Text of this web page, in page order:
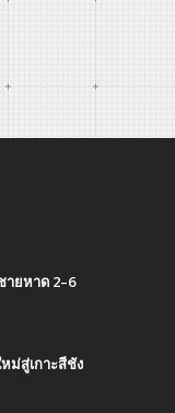
ายหาด 2–6
ม่สู่เกาะสีชัง